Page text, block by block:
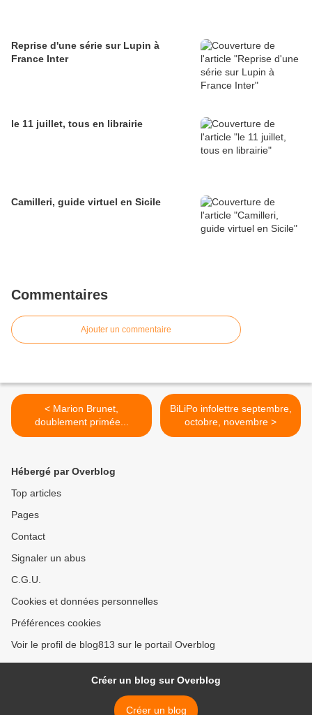
Reprise d'une série sur Lupin à
France Inter
le 11 juillet, tous en librairie
Camilleri, guide virtuel en Sicile
Commentaires
Ajouter un commentaire
< Marion Brunet,
doublement primée...
BiLiPo infolettre septembre,
octobre, novembre >
Hébergé par Overblog
Top articles
Pages
Contact
Signaler un abus
C.G.U.
Cookies et données personnelles
Préférences cookies
Voir le profil de blog813 sur le portail Overblog
Créer un blog sur Overblog
Créer un blog